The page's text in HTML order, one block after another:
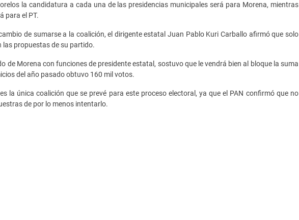
la candidatura a cada una de las presidencias municipales será para Morena, mientras
para el PT.
de sumarse a la coalición, el dirigente estatal Juan Pablo Kuri Carballo afirmó que solo
las propuestas de su partido.
de Morena con funciones de presidente estatal, sostuvo que le vendrá bien al bloque la suma
del año pasado obtuvo 160 mil votos.
la única coalición que se prevé para este proceso electoral, ya que el PAN confirmó que no
de por lo menos intentarlo.